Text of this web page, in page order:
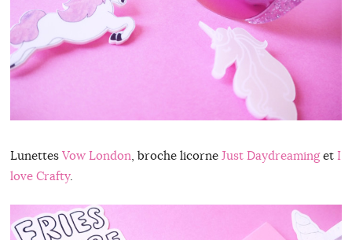
Lunettes Vow London , broche licorne Just Daydreaminget I
love Crafty.